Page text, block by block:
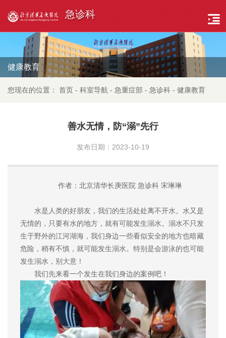
急诊科
健康教育
您现在的位置： 首页 - 科室导航 - 急重症部 - 急诊科 - 健康教育
善水无情，防“溺”先行
发布日期：2023-10-19
作者：北京清华长庚医院 急诊科 宋琳琳
水是人类的好朋友，我们的生活处处离不开水。水又是
无情的，只要有水的地方，就有可能发生溺水。溺水不只发
生于野外的江河湖海，我们身边一些看似安全的地方也暗藏
危险，稍有不慎，就可能发生溺水。 特别是会游泳的也可能
发生溺水，别大意！
我们先来看一个发生在我们身边的案例吧！